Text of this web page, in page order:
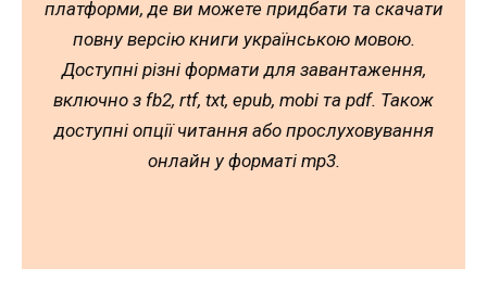
платформи, де ви можете придбати та скачати
повну версію книги українською мовою.
Доступні різні формати для завантаження,
включно з fb2, rtf, txt, epub, mobi та pdf. Також
доступні опції читання або прослуховування
онлайн у форматі mp3.